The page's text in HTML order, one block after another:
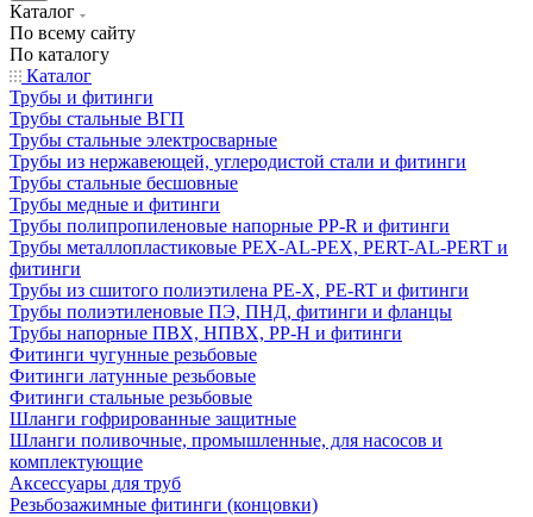
Каталог
По всему сайту
По каталогу
Каталог
Трубы и фитинги
Трубы стальные ВГП
Трубы стальные электросварные
Трубы из нержавеющей, углеродистой стали и фитинги
Трубы стальные бесшовные
Трубы медные и фитинги
Трубы полипропиленовые напорные PP-R и фитинги
Трубы металлопластиковые PEX-AL-PEX, PERT-AL-PERT и
фитинги
Трубы из сшитого полиэтилена PE-X, PE-RT и фитинги
Трубы полиэтиленовые ПЭ, ПНД, фитинги и фланцы
Трубы напорные ПВХ, НПВХ, PP-H и фитинги
Фитинги чугунные резьбовые
Фитинги латунные резьбовые
Фитинги стальные резьбовые
Шланги гофрированные защитные
Шланги поливочные, промышленные, для насосов и
комплектующие
Аксессуары для труб
Резьбозажимные фитинги (концовки)